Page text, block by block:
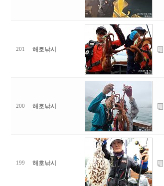
201 해호낚시
200 해호낚시
199 해호낚시